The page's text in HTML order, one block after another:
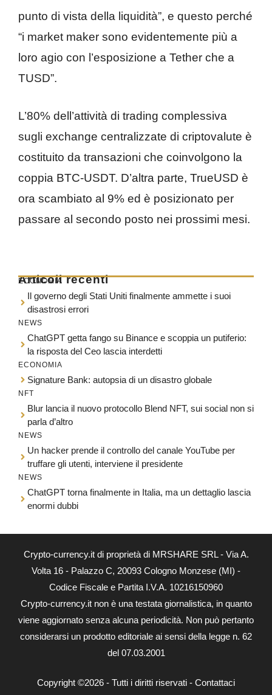
punto di vista della liquidità”, e questo perché
“i market maker sono evidentemente più a
loro agio con l’esposizione a Tether che a
TUSD”.
L’80% dell’attività di trading complessiva
sugli exchange centralizzate di criptovalute è
costituito da transazioni che coinvolgono la
coppia BTC-USDT. D’altra parte, TrueUSD è
ora scambiato al 9% ed è posizionato per
passare al secondo posto nei prossimi mesi.
Articoli recenti
ECONOMIA
Il governo degli Stati Uniti finalmente ammette i suoi
disastrosi errori
NEWS
ChatGPT getta fango su Binance e scoppia un putiferio:
la risposta del Ceo lascia interdetti
ECONOMIA
Signature Bank: autopsia di un disastro globale
NFT
Blur lancia il nuovo protocollo Blend NFT, sui social non si
parla d’altro
NEWS
Un hacker prende il controllo del canale YouTube per
truffare gli utenti, interviene il presidente
NEWS
ChatGPT torna finalmente in Italia, ma un dettaglio lascia
enormi dubbi
Crypto-currency.it di proprietà di MRSHARE SRL - Via A.
Volta 16 - Palazzo C, 20093 Cologno Monzese (MI) -
Codice Fiscale e Partita I.V.A. 10216150960
Crypto-currency.it non è una testata giornalistica, in quanto
viene aggiornato senza alcuna periodicità. Non può pertanto
considerarsi un prodotto editoriale ai sensi della legge n. 62
del 07.03.2001
Copyright ©2026 - Tutti i diritti riservati - Contattaci